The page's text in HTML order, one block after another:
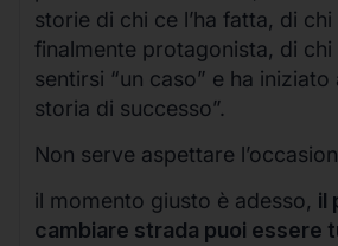
storie di chi ce l’ha fatta, di
finalmente protagonista, di chi
sentirsi “un caso” e ha iniziato
storia di successo”.
Non serve aspettare
il momento giusto è adesso, il
cambiare strada puoi essere